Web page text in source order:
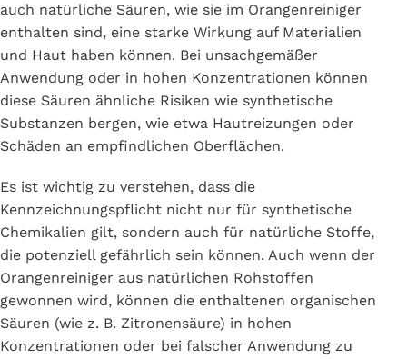
auch natürliche Säuren, wie sie im Orangenreiniger
enthalten sind, eine starke Wirkung auf Materialien
und Haut haben können. Bei unsachgemäßer
Anwendung oder in hohen Konzentrationen können
diese Säuren ähnliche Risiken wie synthetische
Substanzen bergen, wie etwa Hautreizungen oder
Schäden an empfindlichen Oberflächen.
Es ist wichtig zu verstehen, dass die
Kennzeichnungspflicht nicht nur für synthetische
Chemikalien gilt, sondern auch für natürliche Stoffe,
die potenziell gefährlich sein können. Auch wenn der
Orangenreiniger aus natürlichen Rohstoffen
gewonnen wird, können die enthaltenen organischen
Säuren (wie z. B. Zitronensäure) in hohen
Konzentrationen oder bei falscher Anwendung zu